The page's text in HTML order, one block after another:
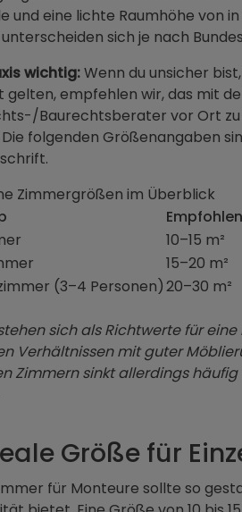
und eine lichte Raumhöhe von
sich je nach
wichtig:Wenn du unsicher
gelten, empfehlen wir, das mit
Baurechtsberater vor Ort
folgenden Größenangaben
Zimmergrößen im Überblick
10–15 m²
15–20 m²
(3–4 Personen)20–30 m²
sich als Richtwerte für
Verhältnissen mit guter
Zimmern sinkt allerdings
Größe für
für Monteure sollte so